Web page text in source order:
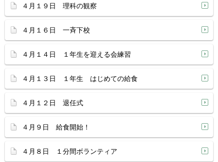
４月１９日 理科の観察
４月１６日 一斉下校
４月１４日 １年生を迎える会練習
４月１３日 １年生 はじめての給食
４月１２日 退任式
４月９日 給食開始！
４月８日 １分間ボランティア